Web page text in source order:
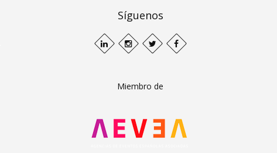
Síguenos
Miembro de